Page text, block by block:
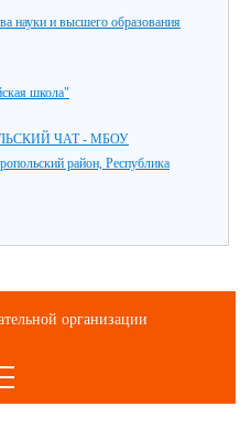
науки и высшего образования
школа"
ЧАТ - МБОУ
район, Республика
организации